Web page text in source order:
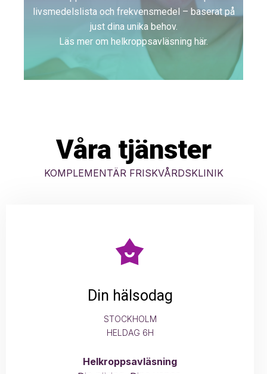
livsmedelslista och frekvensmedel – baserat på
just dina unika behov.
Läs mer om helkroppsavläsning här.
Våra tjänster
KOMPLEMENTÄR FRISKVÅRDSKLINIK
Din hälsodag
STOCKHOLM
HELDAG 6H
Helkroppsavläsning